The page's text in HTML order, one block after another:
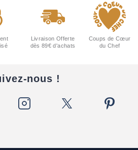
Livraison Offerte
dès 89€ d'achats
Coups de Cœur
du Chef
nous !